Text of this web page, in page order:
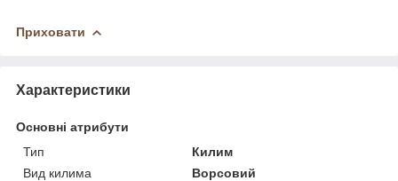
Приховати
Характеристики
Основні атрибути
Тип
Килим
Вид килима
Ворсовий